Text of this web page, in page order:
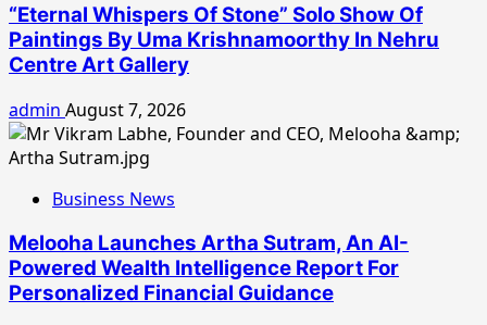
“Eternal Whispers Of Stone” Solo Show Of
Paintings By Uma Krishnamoorthy In Nehru
Centre Art Gallery
admin August 7, 2026
Business News
Melooha Launches Artha Sutram, An AI-
Powered Wealth Intelligence Report For
Personalized Financial Guidance